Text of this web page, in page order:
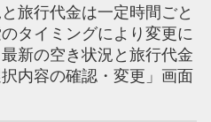
旅行代金は一定時間ごと
タイミングにより変更に
新の空き状況と旅行代金
内容の確認・変更」画面